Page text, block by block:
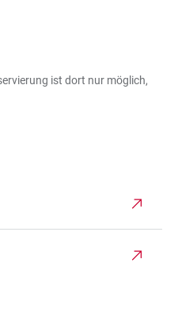
ist dort nur möglich,